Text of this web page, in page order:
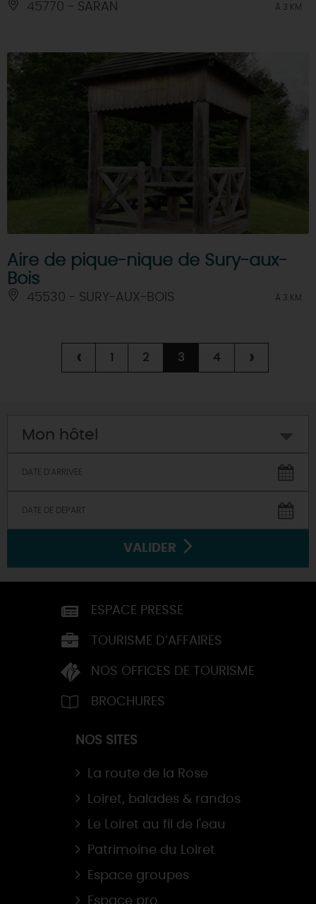
45770 - SARAN À 3 KM
Aire de pique-nique de Sury-aux-
Bois
45530 - SURY-AUX-BOIS À 3 KM
‹ 1 2 3 4 ›
Mon hôtel
VALIDER
ESPACE PRESSE
TOURISME D’AFFAIRES
NOS OFFICES DE TOURISME
BROCHURES
NOS SITES
La route de la Rose
Loiret, balades & randos
Le Loiret au fil de l'eau
Patrimoine du Loiret
Espace groupes
Espace pro